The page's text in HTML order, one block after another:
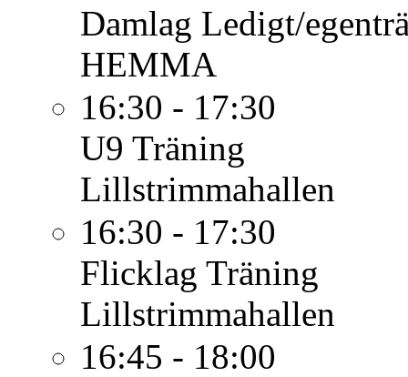
Damlag Ledigt/
HEMMA
16:30 - 17:30
U9 Träning
Lillstrimmahallen
16:30 - 17:30
Flicklag Träning
Lillstrimmahallen
16:45 - 18:00